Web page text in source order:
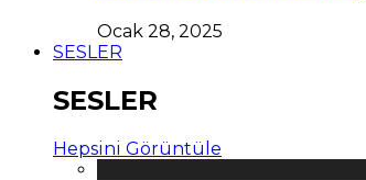
Ocak 28, 2025
SESLER
SESLER
Hepsini Görüntüle